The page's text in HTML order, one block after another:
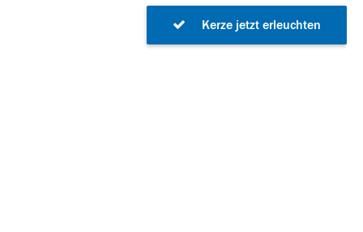
Kerze jetzt erleuchten